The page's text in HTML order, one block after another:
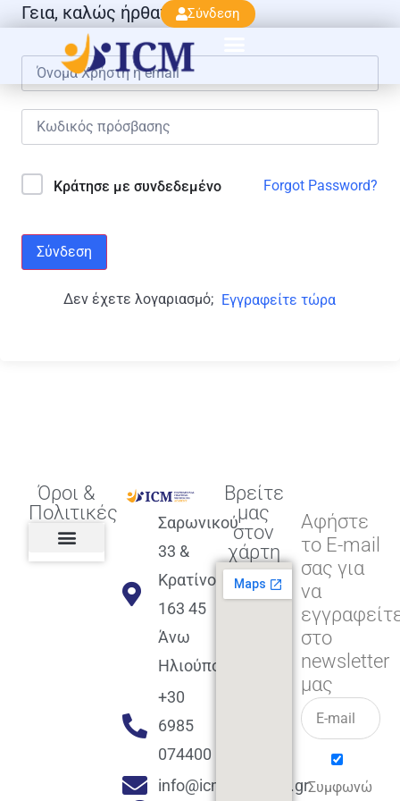
Σύνδεση
Γεια, καλώς ήρθατε πάλι!
Κράτησε με συνδεδεμένο Forgot Password?
Σύνδεση
Δεν έχετε λογαριασμό; Εγγραφείτε τώρα
Όροι &
Πολιτικές
Σαρωνικού
33 &
Κρατίνου
163 45
Άνω
Ηλιούπολη
+30
6985
074400
info@icmacademy.gr
Βρείτε
μας
στον
χάρτη
Αφήστε
το E-mail
σας για
να
στο
newsletter
μας
Συμφωνώ